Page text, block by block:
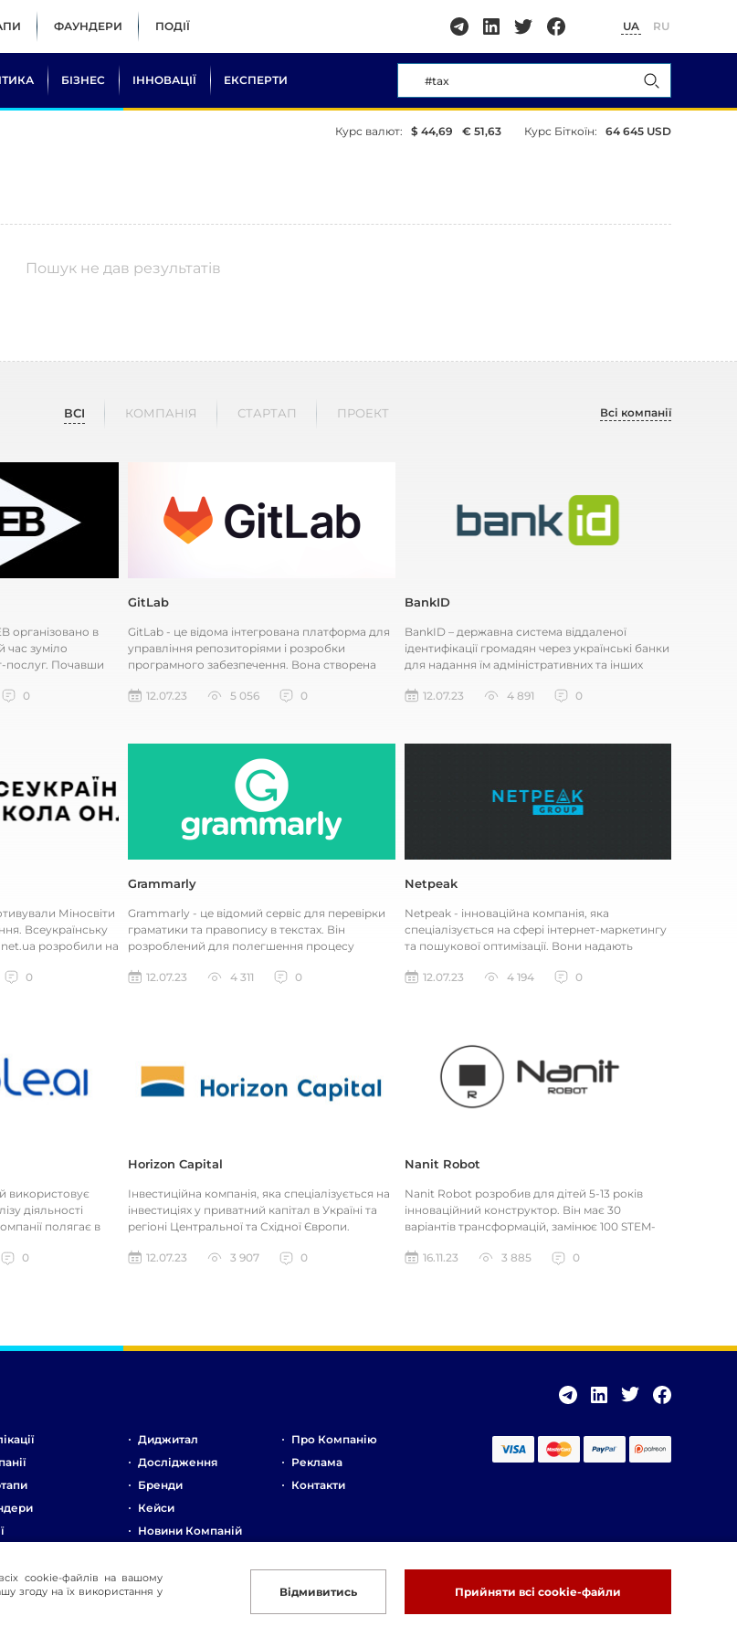
ФАУНДЕРИ ПОДІЇ UA RU
БІЗНЕС ІННОВАЦІЇ ЕКСПЕРТИ
Курс валют: $ 44,69 € 51,63 Курс Біткоїн: 64 645 USD
Пошук не дав результатів
ВСІ КОМПАНІЯ СТАРТАП ПРОЕКТ Всі компанії
організовано в
час зуміло
послуг. Почавши
0
GitLab
GitLab - це відома інтегрована платформа для
управління репозиторіями і розробки
програмного забезпечення. Вона створена
12.07.23
5 056 0
BankID
BankID – державна система віддаленої
ідентифікації громадян через українські банки
для надання їм адміністративних та інших
12.07.23
4 891 0
Міносвіти
Всеукраїнську
розробили на
0
Grammarly
Grammarly - це відомий сервіс для перевірки
граматики та правопису в текстах. Він
розроблений для полегшення процесу
12.07.23
4 311 0
Netpeak
Netpeak - інноваційна компанія, яка
спеціалізується на сфері інтернет-маркетингу
та пошукової оптимізації. Вони надають
12.07.23
4 194 0
використовує
діяльності
полягає в
0
Horizon Capital
Інвестиційна компанія, яка спеціалізується на
інвестиціях у приватний капітал в Україні та
регіоні Центральної та Східної Європи.
12.07.23
3 907 0
Nanit Robot
Nanit Robot розробив для дітей 5-13 років
інноваційний конструктор. Він має 30
варіантів трансформацій, замінює 100 STEM-
16.11.23
3 885 0
Диджитал
Дослідження
Бренди
Кейси
Новини Компаній
Стартапи
Про Компанію
Реклама
Контакти
cookie-файлів на вашому
згоду на їх використання у
Відмивитись Прийняти всі cookie-файли